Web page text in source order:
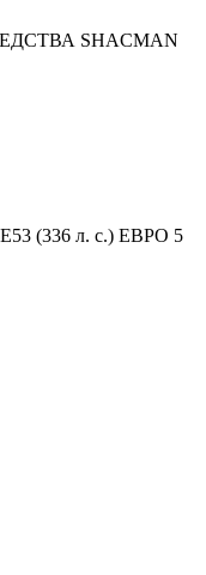
SHACMAN
(336 л. с.) ЕВРО 5